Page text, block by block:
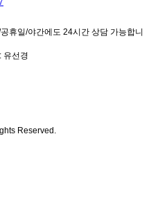
휴일/야간에도 24시간 상담 가능합니
유선경
Reserved.